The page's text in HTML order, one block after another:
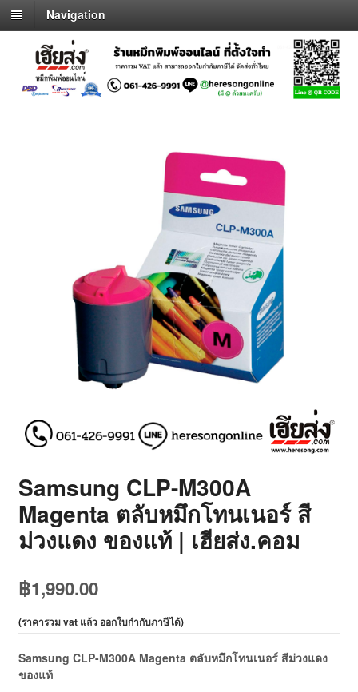
Navigation
Samsung CLP-M300A
Magenta ตลับหมึกโทนเนอร์ สี
ม่วงแดง ของแท้ | เฮียส่ง.คอม
฿1,990.00
(ราคารวม vat แล้ว ออกใบกำกับภาษีได้)
Samsung CLP-M300A Magenta ตลับหมึกโทนเนอร์ สีม่วงแดง
ของแท้